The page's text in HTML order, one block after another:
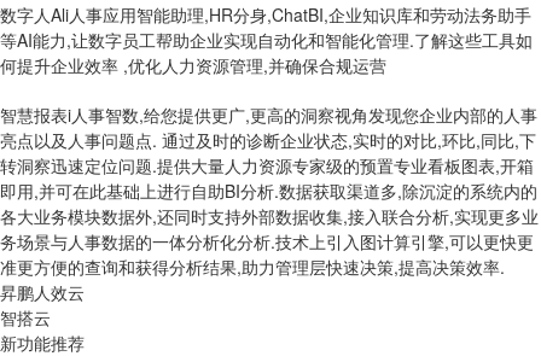
数字人Ali人事应用智能助理,HR分身,ChatBI,企业知识库和劳动法务助手
等AI能力,让数字员工帮助企业实现自动化和智能化管理.了解这些工具如
何提升企业效率 ,优化人力资源管理,并确保合规运营
智慧报表i人事智数,给您提供更广,更高的洞察视角发现您企业内部的人事
亮点以及人事问题点. 通过及时的诊断企业状态,实时的对比,环比,同比,下
转洞察迅速定位问题.提供大量人力资源专家级的预置专业看板图表,开箱
即用,并可在此基础上进行自助BI分析.数据获取渠道多,除沉淀的系统内的
各大业务模块数据外,还同时支持外部数据收集,接入联合分析,实现更多业
务场景与人事数据的一体分析化分析.技术上引入图计算引擎,可以更快更
准更方便的查询和获得分析结果,助力管理层快速决策,提高决策效率.
昇鹏人效云
智搭云
新功能推荐